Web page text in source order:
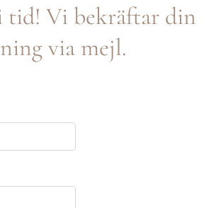
tid! Vi bekräftar din
via mejl.